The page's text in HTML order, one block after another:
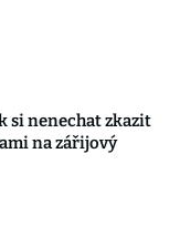
si nenechat zkazit
na zářijový